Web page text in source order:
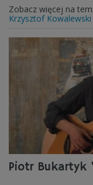
Zobacz więcej na
Krzysztof Kowalewski
Piotr Bukartyk